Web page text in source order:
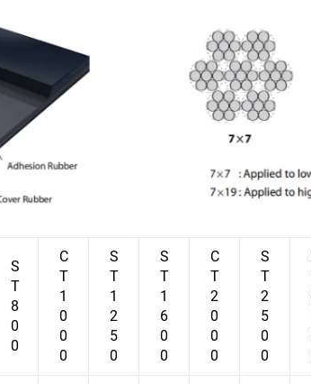
S
T
8
0
0
С
Т
1
0
0
0
S
T
1
2
5
0
S
T
1
6
0
0
С
Т
2
0
0
0
S
T
2
5
0
0